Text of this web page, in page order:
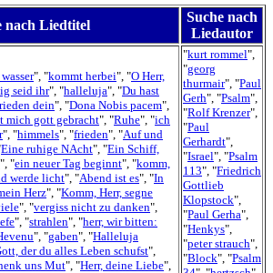
nach Liedtitel
Suche nach
Liedautor
", "kommt herbei", "O Herr,
seid ihr", "halleluja", "Du hast
dein", "Dona Nobis pacem",
mich gott gebracht", "Ruhe", "ich
", "himmels", "frieden", "Auf und
Eine ruhige NAcht", "Ein Schiff,
", "ein neuer Tag beginnt", "komm,
werde licht", "Abend ist es", "In
Herz", "Komm, Herr, segne
", "vergiss nicht zu danken",
", "strahlen", "herr, wir bitten:
", "gaben", "Halleluja
der du alles Leben schufst",
uns Mut", "Herr, deine Liebe",
"kurt rommel",
"georg
thurmair", "Paul
Gerh", "Psalm",
"Rolf Krenzer",
"Paul
Gerhardt",
"Israel", "Psalm
113", "Friedrich
Gottlieb
Klopstock",
"Paul Gerha",
"Henkys",
"peter strauch",
"Block", "Psalm